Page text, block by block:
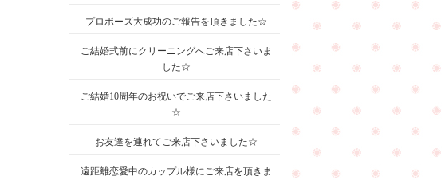
プロポーズ大成功のご報告を頂きました☆
ご結婚式前にクリーニングへご来店下さいま
した☆
ご結婚10周年のお祝いでご来店下さいました
☆
お友達を連れてご来店下さいました☆
遠距離恋愛中のカップル様にご来店を頂きま